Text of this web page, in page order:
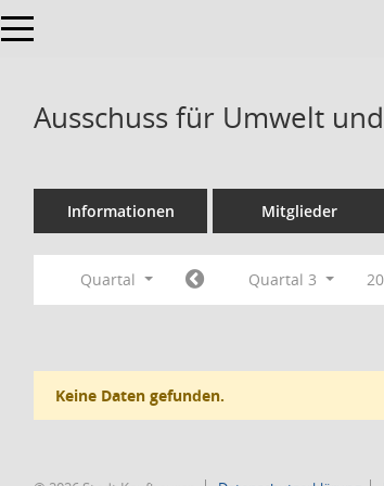
Toggle navigation
Ausschuss für Umwelt
Informationen Mitglieder
Quartal Quartal 3
Keine Daten gefunden.